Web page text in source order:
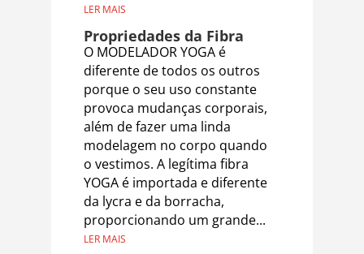
LER MAIS
Propriedades da Fibra
O MODELADOR YOGA é
diferente de todos os outros
porque o seu uso constante
provoca mudanças corporais,
além de fazer uma linda
modelagem no corpo quando
o vestimos. A legítima fibra
YOGA é importada e diferente
da lycra e da borracha,
proporcionando um grande...
LER MAIS